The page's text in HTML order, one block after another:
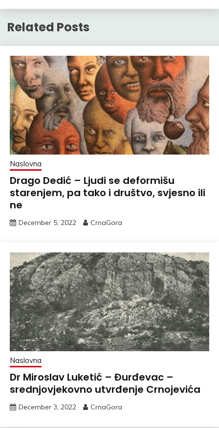
Related Posts
Naslovna
Drago Dedić – Ljudi se deformišu
starenjem, pa tako i društvo, svjesno ili
ne
December 5, 2022 CrnaGora
Naslovna
Dr Miroslav Luketić – Đurđevac –
srednjovjekovno utvrđenje Crnojevića
December 3, 2022 CrnaGora